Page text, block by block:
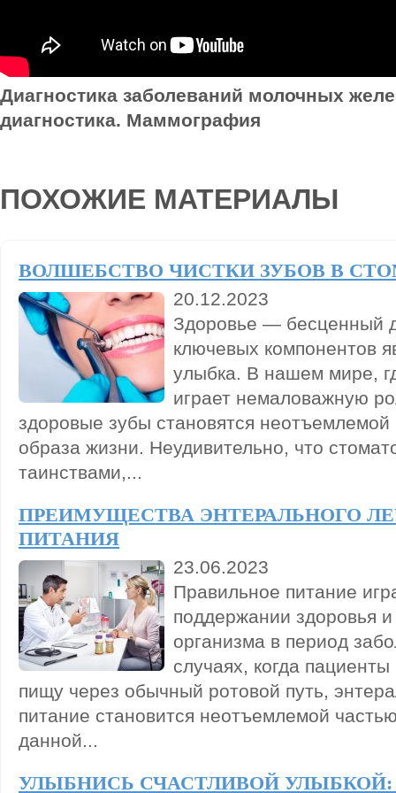
Диагностика заболеваний молочных
диагностика. Маммография
ПОХОЖИЕ МАТЕРИАЛЫ
ВОЛШЕБСТВО ЧИСТКИ ЗУБОВ В
20.12.2023
Здоровье — бесценный
ключевых компонентов
улыбка. В нашем мире,
играет немаловажную
здоровые зубы становятся
образа жизни. Неудивительно, что
таинствами,...
ПРЕИМУЩЕСТВА ЭНТЕРАЛЬНОГО
ПИТАНИЯ
23.06.2023
Правильное питание
поддержании здоровья
организма в период
случаях, когда
пищу через обычный ротовой путь,
питание становится неотъемлемой
данной...
УЛЫБНИСЬ СЧАСТЛИВОЙ